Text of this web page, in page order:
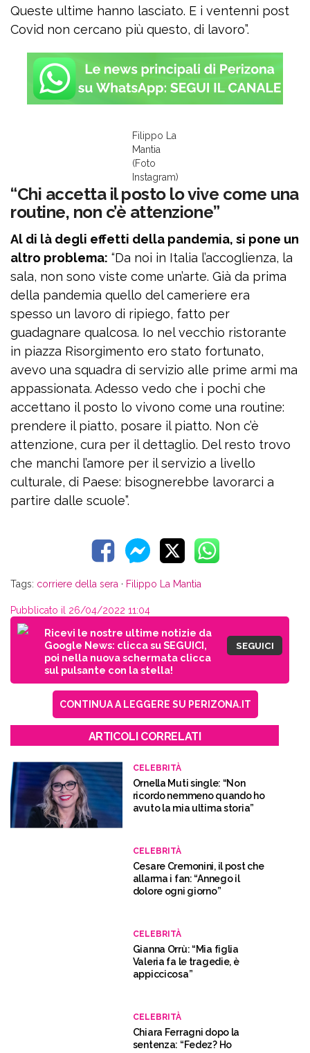
Queste ultime hanno lasciato. E i ventenni post
Covid non cercano più questo, di lavoro”.
Filippo La
Mantia
(Foto
Instagram)
“Chi accetta il posto lo vive come una
routine, non c’è attenzione”
Al di là degli effetti della pandemia, si pone un
altro problema: “Da noi in Italia l’accoglienza, la
sala, non sono viste come un’arte. Già da prima
della pandemia quello del cameriere era
spesso un lavoro di ripiego, fatto per
guadagnare qualcosa. Io nel vecchio ristorante
in piazza Risorgimento ero stato fortunato,
avevo una squadra di servizio alle prime armi ma
appassionata. Adesso vedo che i pochi che
accettano il posto lo vivono come una routine:
prendere il piatto, posare il piatto. Non c’è
attenzione, cura per il dettaglio. Del resto trovo
che manchi l’amore per il servizio a livello
culturale, di Paese: bisognerebbe lavorarci a
partire dalle scuole”.
Tags: corriere della sera · Filippo La Mantia
Pubblicato il 26/04/2022 11:04
Ricevi le nostre ultime notizie da
Google News: clicca su SEGUICI,
poi nella nuova schermata clicca
sul pulsante con la stella!
SEGUICI
CONTINUA A LEGGERE SU PERIZONA.IT
ARTICOLI CORRELATI
CELEBRITÀ
Ornella Muti single: “Non
ricordo nemmeno quando ho
avuto la mia ultima storia”
CELEBRITÀ
Cesare Cremonini, il post che
allarma i fan: “Annego il
dolore ogni giorno”
CELEBRITÀ
Gianna Orrù: “Mia figlia
Valeria fa le tragedie, è
appiccicosa”
CELEBRITÀ
Chiara Ferragni dopo la
sentenza: “Fedez? Ho